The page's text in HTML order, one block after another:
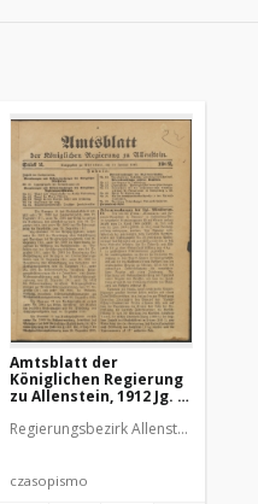
Amtsblatt der
Königlichen Regierung
zu Allenstein, 1912 Jg. 8,
Regierungsbezirk Allenstein
czasopismo